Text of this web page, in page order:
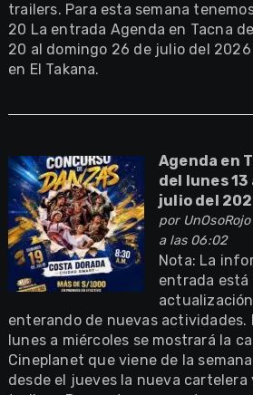
trailers. Para esta semana
20 La entrada Agenda en Tacna
20 al domingo 26 de julio del
en El Takana.
Agenda en
del lunes 13
julio del
por UnOsoRojo
a las 06:02
Nota: La
entrada está
enterando de nuevas actividades.
lunes a miércoles se mostrará la
Cineplanet que viene de la
desde el jueves la nueva cartelera